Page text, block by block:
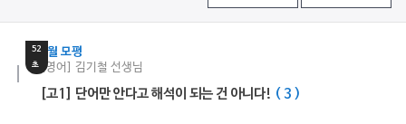
52
초
9월 모평
[영어] 김기철 선생님
[고1] 단어만 안다고 해석이 되는 건 아니다! ( 3 )